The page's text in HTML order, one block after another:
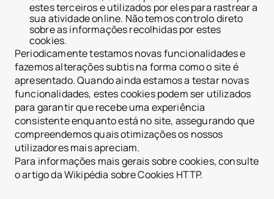
estes terceiros e utilizados por eles para rastrear a
sua atividade online. Não temos controlo direto
sobre as informações recolhidas por estes
cookies.
Periodicamente testamos novas funcionalidades e
fazemos alterações subtis na forma como o site é
apresentado. Quando ainda estamos a testar novas
funcionalidades, estes cookies podem ser utilizados
para garantir que recebe uma experiência
consistente enquanto está no site, assegurando que
compreendemos quais otimizações os nossos
utilizadores mais apreciam.
Para informações mais gerais sobre cookies, consulte
o artigo da Wikipédia sobre Cookies HTTP.